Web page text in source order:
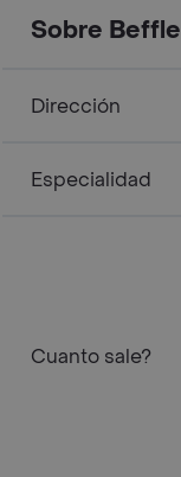
Sobre Beffle
Dirección
Especialidad
Cuanto sale?